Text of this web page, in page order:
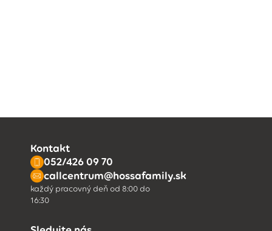
Kontakt
052/426 09 70
callcentrum@hossafamily.sk
každý pracovný deň od 8:00 do
16:30